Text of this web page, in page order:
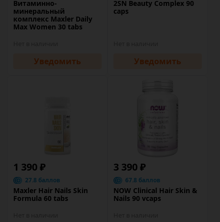
Витаминно-
минеральный
комплекс Maxler Daily
Max Women 30 tabs
Уведомить
2SN Beauty Complex 90
caps
Уведомить
1 390 ₽
27.8 баллов
Maxler Hair Nails Skin
Formula 60 tabs
3 390 ₽
67.8 баллов
NOW Clinical Hair Skin &
Nails 90 vcaps